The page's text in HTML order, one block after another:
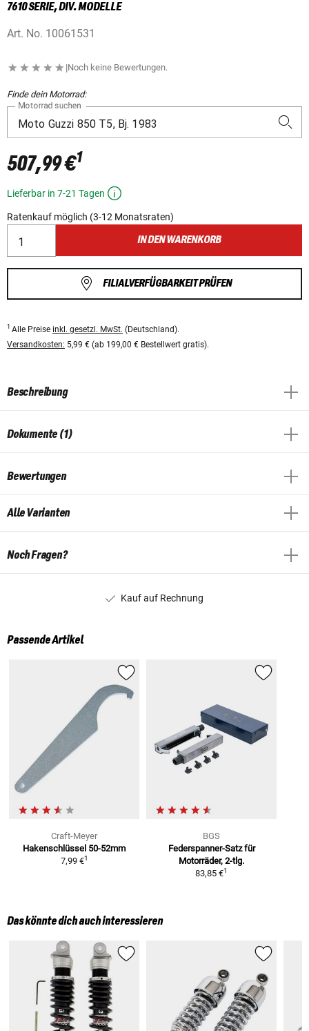
7610 SERIE, DIV. MODELLE
Art. No. 10061531
|Noch keine Bewertungen.
Finde dein Motorrad:
Motorrad suchen
507,99 €1
Lieferbar in 7-21 Tagen
Ratenkauf möglich (3-12 Monatsraten)
IN DEN WARENKORB
FILIALVERFÜGBARKEIT PRÜFEN
1 Alle Preise inkl. gesetzl. MwSt. (Deutschland).
Versandkosten: 5,99 € (ab 199,00 € Bestellwert gratis).
Beschreibung
Dokumente (1)
Bewertungen
Alle Varianten
Noch Fragen?
Kauf auf Rechnung
Passende Artikel
Craft-Meyer
Hakenschlüssel 50-52mm
7,99 €1
BGS
Federspanner-Satz für
Motorräder, 2-tlg.
83,85 €1
Das könnte dich auch interessieren